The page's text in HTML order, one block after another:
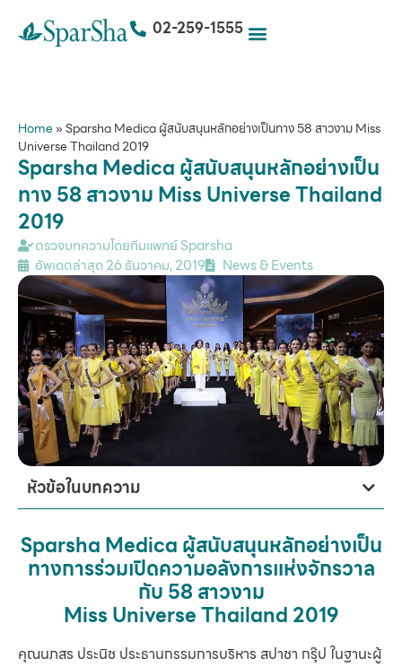
02-259-1555
Home»Sparsha Medica ผู้สนับสนุนหลักอย่างเป็นทาง 58 สาวงาม Miss
Universe Thailand 2019
Sparsha Medica ผู้สนับสนุนหลักอย่างเป็น
ทาง 58 สาวงาม Miss Universe Thailand
2019
ตรวจบทความโดยทีมแพทย์ Sparsha
อัพเดตล่าสุด 26 ธันวาคม, 2019 News & Events
หัวข้อในบทความ
Sparsha Medica ผู้สนับสนุนหลักอย่างเป็น
ทางการร่วมเปิดความอลังการแห่งจักรวาล
กับ 58 สาวงาม
Miss Universe Thailand 2019
คุณนภสร ประนิช ประธานกรรมการบริหาร สปาชา กรุ๊ป ในฐานะผู้